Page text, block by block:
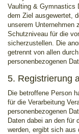
Vaulting & Gymnastics
dem Ziel ausgewertet,
unserem Unternehmen
Schutzniveau für die
sicherzustellen. Die
getrennt von allen
personenbezogenen
5. Registrierung
Die betroffene Person
für die Verarbeitung
personenbezogenen
Daten dabei an den für
werden, ergibt sich aus